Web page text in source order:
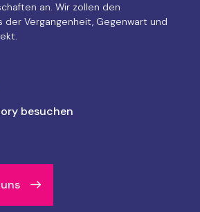
an. Wir zollen den
Vergangenheit, Gegenwart und
besuchen